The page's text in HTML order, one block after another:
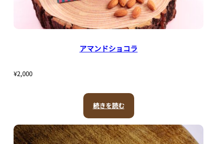
アマンドショコラ
¥2,000
続きを読む